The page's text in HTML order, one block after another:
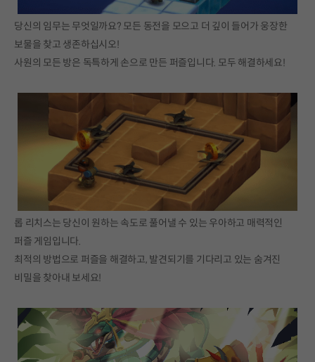
당신의 임무는 무엇일까요? 모든 동전을 모으고 더 깊이 들어가 웅장한
보물을 찾고 생존하십시오!
사원의 모든 방은 독특하게 손으로 만든 퍼즐입니다. 모두 해결하세요!
롭 리치스는 당신이 원하는 속도로 풀어낼 수 있는 우아하고 매력적인
퍼즐 게임입니다.
최적의 방법으로 퍼즐을 해결하고, 발견되기를 기다리고 있는 숨겨진
비밀을 찾아내 보세요!